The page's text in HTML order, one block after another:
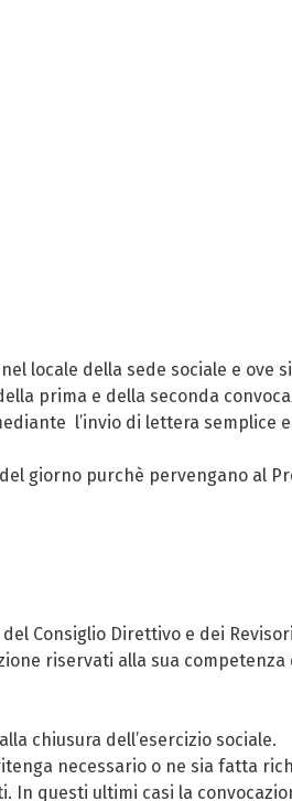
locale della sede sociale e
prima e della seconda
l’invio di lettera
giorno purchè pervengano al
Consiglio Direttivo e dei
riservati alla sua
chiusura dell’esercizio sociale.
necessario o ne sia fatta
questi ultimi casi la